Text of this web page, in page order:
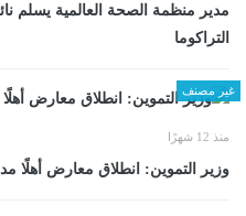
مدير منظمة الصحة العالمية يسلم
التراكوما
غير مصنف
منذ 12 شهرًا
وزير التموين: انطلاق معارض أهلًا مدارس 2025 اعتبارا من